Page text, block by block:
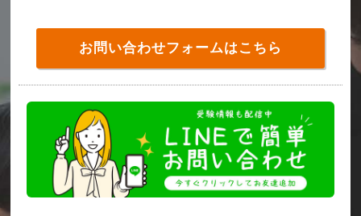
お問い合わせフォームはこちら